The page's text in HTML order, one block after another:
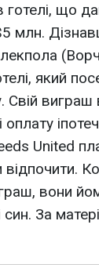
що
млн.
який
Свій виграш
United
відпочити.
вони
син. За